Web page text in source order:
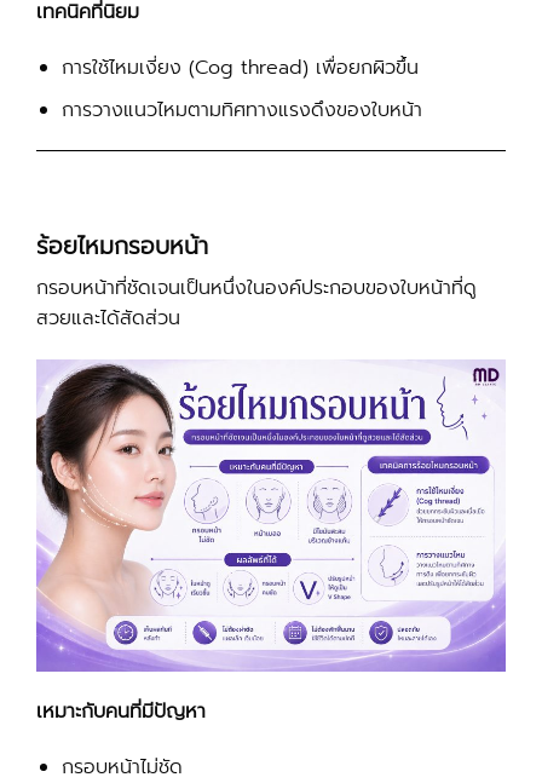
เทคนิคที่นิยม
การใช้ไหมเงี่ยง (Cog thread) เพื่อยกผิวขึ้น
การวางแนวไหมตามทิศทางแรงดึงของใบหน้า
ร้อยไหมกรอบหน้า
กรอบหน้าที่ชัดเจนเป็นหนึ่งในองค์ประกอบของใบหน้าที่ดู
สวยและได้สัดส่วน
เหมาะกับคนที่มีปัญหา
กรอบหน้าไม่ชัด